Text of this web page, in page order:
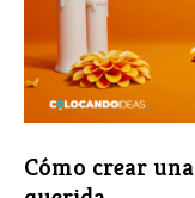
Cómo crear